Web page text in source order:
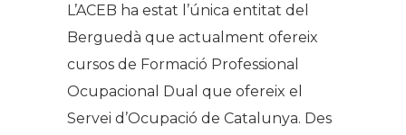
L’ACEB ha estat l’única entitat del
Berguedà que actualment ofereix
cursos de Formació Professional
Ocupacional Dual que ofereix el
Servei d’Ocupació de Catalunya. Des